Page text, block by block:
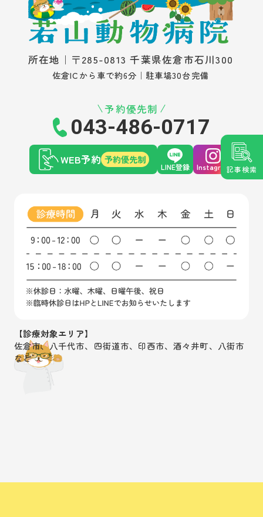
記事検索
所在地｜〒285-0813 千葉県佐倉市石川300
佐倉ICから車で約6分｜駐車場30台完備
予約優先制
043-486-0717
WEB予約 予約優先制
LINE登録 Instagram
【診療対象エリア】
佐倉市、八千代市、四街道市、印西市、酒々井町、八街市
など